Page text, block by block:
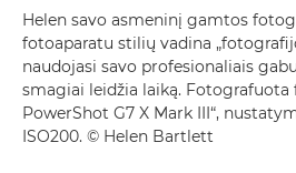
Helen savo asmeninį gamtos
fotoaparatu stilių vadina
naudojasi savo profesionaliais
smagiai leidžia laiką. Fotografuota
PowerShot G7 X Mark III“,
ISO200. © Helen Bartlett